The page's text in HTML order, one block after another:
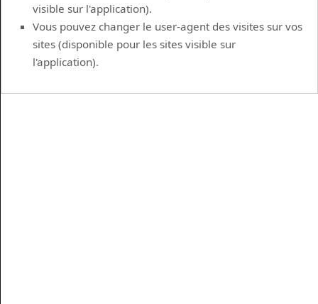
visible sur l'application).
Vous pouvez changer le user-agent des visites sur vos
sites (disponible pour les sites visible sur
l'application).